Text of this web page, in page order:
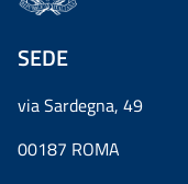
SEDE
via Sardegna, 49
00187 ROMA